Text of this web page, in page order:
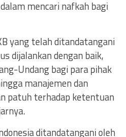
mencari nafkah bagi
yang telah ditandatangani
dijalankan dengan baik,
Undang bagi para pihak
manajemen dan
patuh terhadap ketentuan
ditandatangani oleh